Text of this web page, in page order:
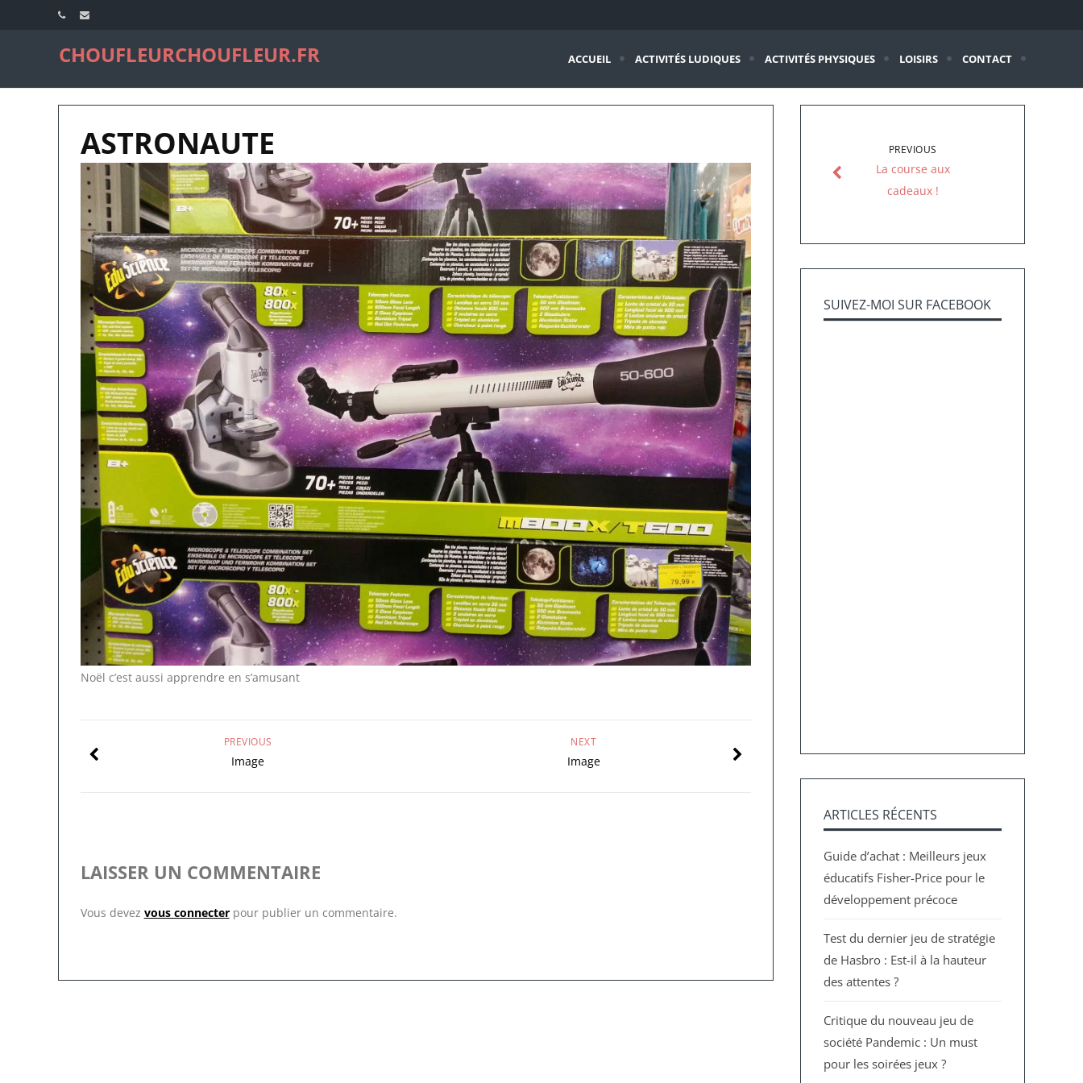
CHOUFLEURCHOUFLEUR.FR ACCUEIL ACTIVITÉS LUDIQUES ACTIVITÉS PHYSIQUES LOISIRS CONTACT
ASTRONAUTE
Noël c’est aussi apprendre en s’amusant
NEXT
Image
PREVIOUS
Image
LAISSER UN COMMENTAIRE
Vous devez vous connecterpour publier un commentaire.
PREVIOUS
La course aux
cadeaux !
SUIVEZ-MOI SUR FACEBOOK
ARTICLES RÉCENTS
Guide d’achat : Meilleurs jeux
éducatifs Fisher-Price pour le
développement précoce
Test du dernier jeu de stratégie
de Hasbro : Est-il à la hauteur
des attentes ?
Critique du nouveau jeu de
société Pandemic : Un must
pour les soirées jeux ?